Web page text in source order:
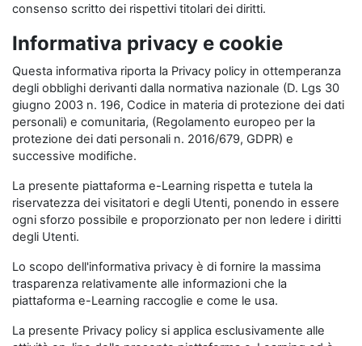
consenso scritto dei rispettivi titolari dei diritti.
Informativa privacy e cookie
Questa informativa riporta la Privacy policy in ottemperanza
degli obblighi derivanti dalla normativa nazionale (D. Lgs 30
giugno 2003 n. 196, Codice in materia di protezione dei dati
personali) e comunitaria, (Regolamento europeo per la
protezione dei dati personali n. 2016/679, GDPR) e
successive modifiche.
La presente piattaforma e-Learning rispetta e tutela la
riservatezza dei visitatori e degli Utenti, ponendo in essere
ogni sforzo possibile e proporzionato per non ledere i diritti
degli Utenti.
Lo scopo dell'informativa privacy è di fornire la massima
trasparenza relativamente alle informazioni che la
piattaforma e-Learning raccoglie e come le usa.
La presente Privacy policy si applica esclusivamente alle